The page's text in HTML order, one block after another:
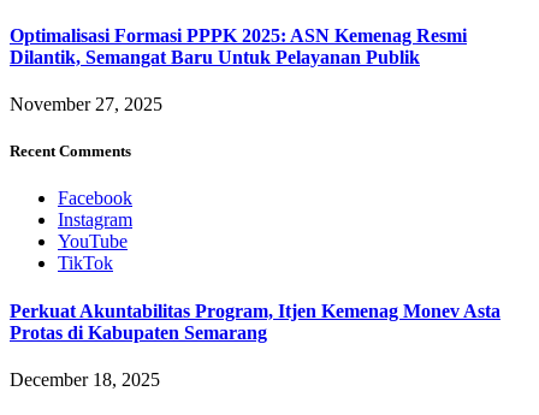
Optimalisasi Formasi PPPK 2025: ASN Kemenag Resmi
Dilantik, Semangat Baru Untuk Pelayanan Publik
November 27, 2025
Recent Comments
Facebook
Instagram
YouTube
TikTok
Perkuat Akuntabilitas Program, Itjen Kemenag Monev Asta
Protas di Kabupaten Semarang
December 18, 2025